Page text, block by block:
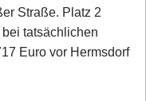
Straße. Platz 2
tatsächlichen
Euro vor Hermsdorf